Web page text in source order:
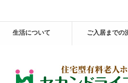
生活について ご入居までの